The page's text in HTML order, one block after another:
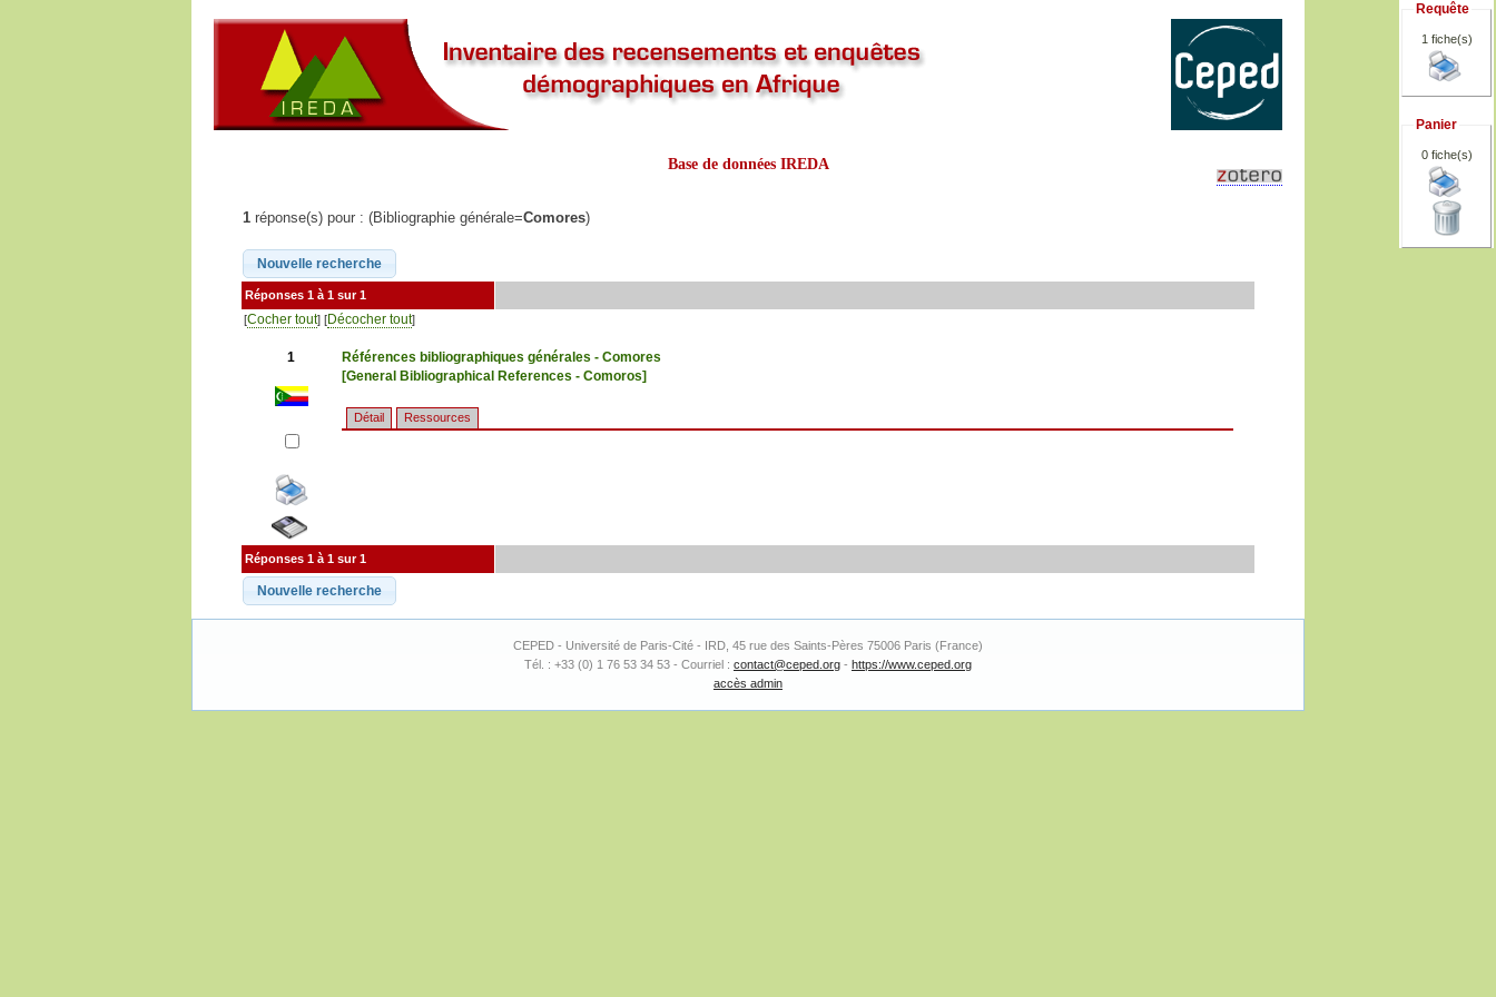
Base de données IREDA
Requête
1 fiche(s)
Panier
0fiche(s)
1 réponse(s) pour : (Bibliographie générale=Comores)
Réponses 1 à 1 sur 1
[Cocher tout] [Décocher tout]
1
Références bibliographiques générales - Comores
[General Bibliographical References - Comoros]
Détail Ressources
Réponses 1 à 1 sur 1
CEPED - Université de Paris-Cité - IRD, 45 rue des Saints-Pères 75006 Paris (France)
Tél. : +33 (0) 1 76 53 34 53 - Courriel : contact@ceped.org - https://www.ceped.org
accès admin